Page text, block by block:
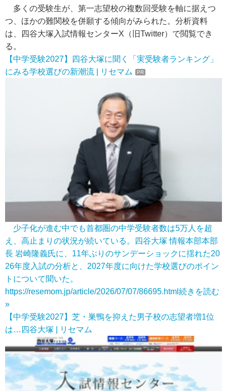
多くの受験生が、第一志望校の複数回受験を軸に据えつ
つ、ほかの難関校を併願する傾向がみられた。分析資料
は、四谷大塚入試情報センターX（旧Twitter）で閲覧でき
る。
【中学受験2027】四谷大塚に聞く「実受験者ランキング」
にみる学校選びの新潮流 | リセマム
PR
少子化が進む中でも首都圏の中学受験者数は5万人を超
え、高止まりの状況が続いている。四谷大塚 情報本部本部
長 岩崎隆義氏に、11年ぶりのサンデーショックに揺れた20
26年度入試の分析と、2027年度に向けた学校選びのポイン
トについて聞いた。
https://resemom.jp/article/2026/07/07/86695.html 続きを読む
»
【中学受験2027】芝・巣鴨を抑えた男子校の志望者増1位
は…四谷大塚 | リセマム